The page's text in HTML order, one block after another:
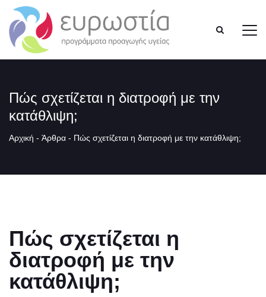
Πώς σχετίζεται η διατροφή με την
κατάθλιψη;
Αρχική - Άρθρα - Πώς σχετίζεται η διατροφή με την κατάθλιψη;
Πώς σχετίζεται η
διατροφή με την
κατάθλιψη;